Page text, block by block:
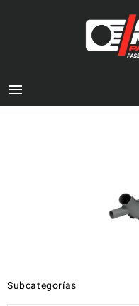

Subcategorías